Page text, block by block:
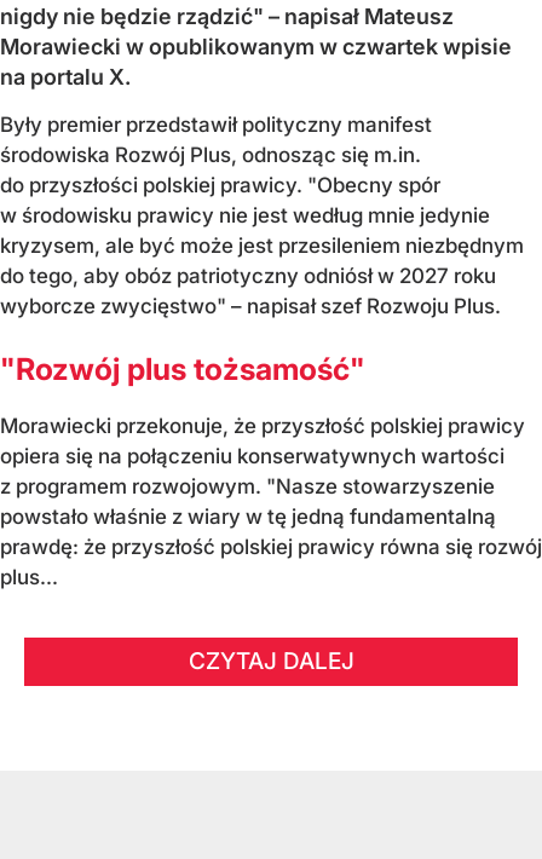
nigdy nie będzie rządzić" – napisał Mateusz
Morawiecki w opublikowanym w czwartek wpisie
na portalu X.
Były premier przedstawił polityczny manifest
środowiska Rozwój Plus, odnosząc się m.in.
do przyszłości polskiej prawicy. "Obecny spór
w środowisku prawicy nie jest według mnie jedynie
kryzysem, ale być może jest przesileniem niezbędnym
do tego, aby obóz patriotyczny odniósł w 2027 roku
wyborcze zwycięstwo" – napisał szef Rozwoju Plus.
"Rozwój plus tożsamość"
Morawiecki przekonuje, że przyszłość polskiej prawicy
opiera się na połączeniu konserwatywnych wartości
z programem rozwojowym. "Nasze stowarzyszenie
powstało właśnie z wiary w tę jedną fundamentalną
prawdę: że przyszłość polskiej prawicy równa się rozwój
plus...
CZYTAJ DALEJ